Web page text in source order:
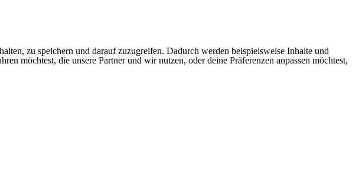
zu speichern und darauf zuzugreifen. Dadurch werden beispielsweise Inhalte und
möchtest, die unsere Partner und wir nutzen, oder deine Präferenzen anpassen möchtest,